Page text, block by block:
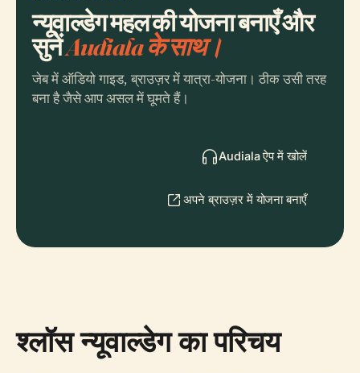
न्यूवाल्डेग महल की योजना बनाएँ और
सुनेंAudiala के साथ।
जेब में ऑडियो गाइड, ब्राउज़र में यात्रा-योजना। ठीक उसी तरह
बना है जैसे आप असल में घूमते हैं।
Audiala ऐप में खोलें
अपने ब्राउज़र में योजना बनाएँ
श्लॉस न्यूवाल्डेग का परिचय